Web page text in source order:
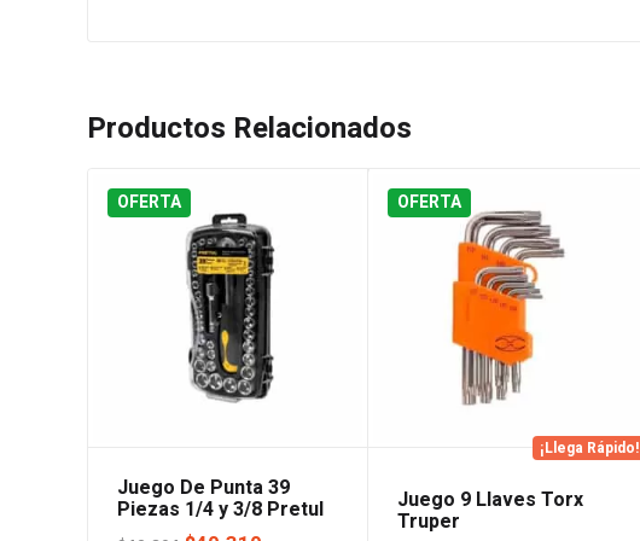
Productos Relacionados
OFERTA
Juego De Punta 39
Piezas 1/4 y 3/8 Pretul
OFERTA
¡Llega Rápido!
Juego 9 Llaves Torx
Truper